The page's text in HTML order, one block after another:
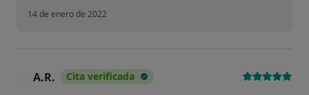
14 de enero de 2022
A.R. Cita verificada